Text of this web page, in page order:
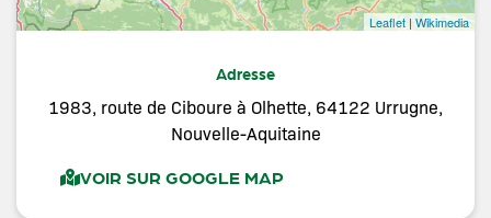
Leaflet | Wikimedia
Adresse
1983, route de Ciboure à Olhette, 64122 Urrugne,
Nouvelle-Aquitaine
VOIR SUR GOOGLE MAP